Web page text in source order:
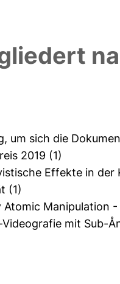
um sich die
2019 (1)
Effekte in
(1)
Atomic Manipulation -
mit Sub-